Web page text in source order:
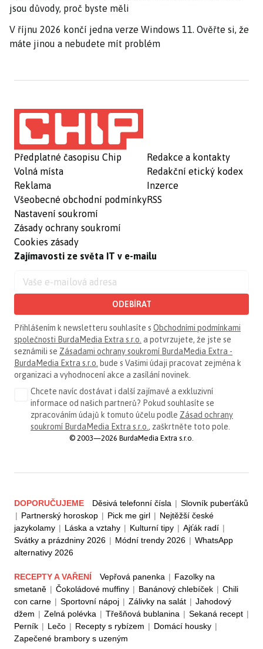
jsou důvody, proč byste měli
V říjnu 2026 končí jedna verze Windows 11. Ověřte si, že
máte jinou a nebudete mít problém
Předplatné časopisu Chip
Volná místa
Reklama
Všeobecné obchodní podmínky
Nastavení soukromí
Zásady ochrany soukromí
Cookies zásady
Redakce a kontakty
Redakční etický kodex
Inzerce
RSS
Zajímavosti ze světa IT v e-mailu
ODEBÍRAT
Přihlášením k newsletteru souhlasíte s Obchodními podmínkami
společnosti BurdaMedia Extra s.r.o. a potvrzujete, že jste se
seznámili se Zásadami ochrany soukromí BurdaMedia Extra -
BurdaMedia Extra s.r.o. bude s Vašimi údaji pracovat zejména k
organizaci a vyhodnocení akce a zasílání novinek.
Chcete navíc dostávat i další zajímavé a exkluzivní
informace od našich partnerů? Pokud souhlasíte se
zpracováním údajů k tomuto účelu podle Zásad ochrany
soukromí BurdaMedia Extra s.r.o. , zaškrtněte toto pole.
© 2003—2026 BurdaMedia Extra s.r.o.
DOPORUČUJEME Děsivá telefonní čísla | Slovník puberťáků
| Partnerský horoskop | Pick me girl | Nejtěžší české
jazykolamy | Láska a vztahy | Kulturní tipy | Ajťák radí |
Svátky a prázdniny 2026 | Módní trendy 2026 | WhatsApp
alternativy 2026
RECEPTY A VAŘENÍ Vepřová panenka | Fazolky na
smetaně | Čokoládové muffiny | Banánový chlebíček | Chili
con carne | Sportovní nápoj | Zálivky na salát | Jahodový
džem | Zelná polévka | Třešňová bublanina | Sekaná recept |
Perník | Lečo | Recepty s rybízem | Domácí housky |
Zapečené brambory s uzeným